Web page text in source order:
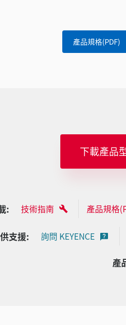
產品規格(PDF)
下載產品
: 技術指南 產品規格
支援: 詢問 KEYENCE
產